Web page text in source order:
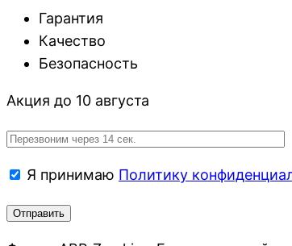
Гарантия
Качество
Безопасность
Акция до 10 августа
Я принимаю Политику